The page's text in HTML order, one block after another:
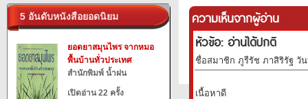
5 อันดับหนังสือยอดนิยม
ยอดยาสมุนไพร จากหมอ
พื้นบ้านทั่วประเทศ
สำนักพิมพ์ น้ำฝน
เปิดอ่าน 22 ครั้ง
ความเห็นจากผู้อ่าน
หัวข้อ: อ่านได้ปกติ
ชื่อสมาชิก ภูรีรัช ภาสิริรัฐ วัน
เนื้อหาดี